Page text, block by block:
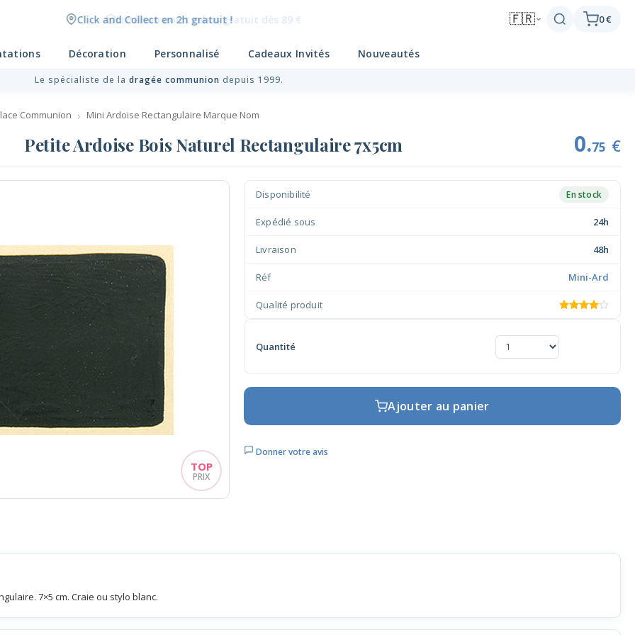
Livraison point relais gratuit dès 89 € ! 🇫🇷 0 €
Décoration Personnalisé Cadeaux Invités Nouveautés
Le spécialiste de la dragée communion depuis 1999.
Communion Mini Ardoise Rectangulaire Marque Nom
Petite Ardoise Bois Naturel Rectangulaire 7x5cm 0.75 €
Disponibilité En stock
Expédié sous 24h
Livraison 48h
Réf Mini-Ard
Qualité produit
Quantité
Ajouter au panier
Donner votre avis
7×5 cm. Craie ou stylo blanc.